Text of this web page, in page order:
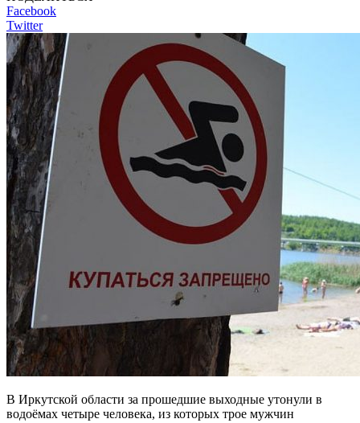
Facebook
Twitter
В Иркутской области за прошедшие выходные утонули в
водоёмах четыре человека, из которых трое мужчин